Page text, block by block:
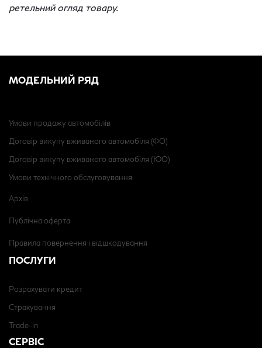
ретельний огляд товару.
МОДЕЛЬНИЙ РЯД
Умови продажу автомобілів
Договір викупу вживаного автомобіля (ФО)
Договір викупу вживаного автомобіля (ЮО)
Умови технічного обслуговування
Архів
Публічна оферта
Правила повернення і відшкодування
ПОСЛУГИ
Розрахувати кредит
Страхування
Trade-in
СЕРВІС